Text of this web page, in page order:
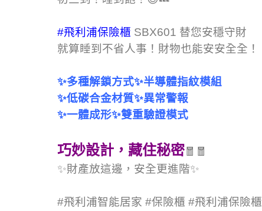
#飛利浦保險櫃 SBX601 替您安穩守財
就算睡到不省人事！財物也能安安全全！
✨多種解鎖方式✨半導體指紋模組
✨低碳合金材質✨異常警報
✨一體成形✨雙重驗證模式
巧妙設計，藏住秘密🧧🧧
✨財產放這邊，安全更進階✨
#飛利浦智能居家 #保險櫃 #飛利浦保險櫃